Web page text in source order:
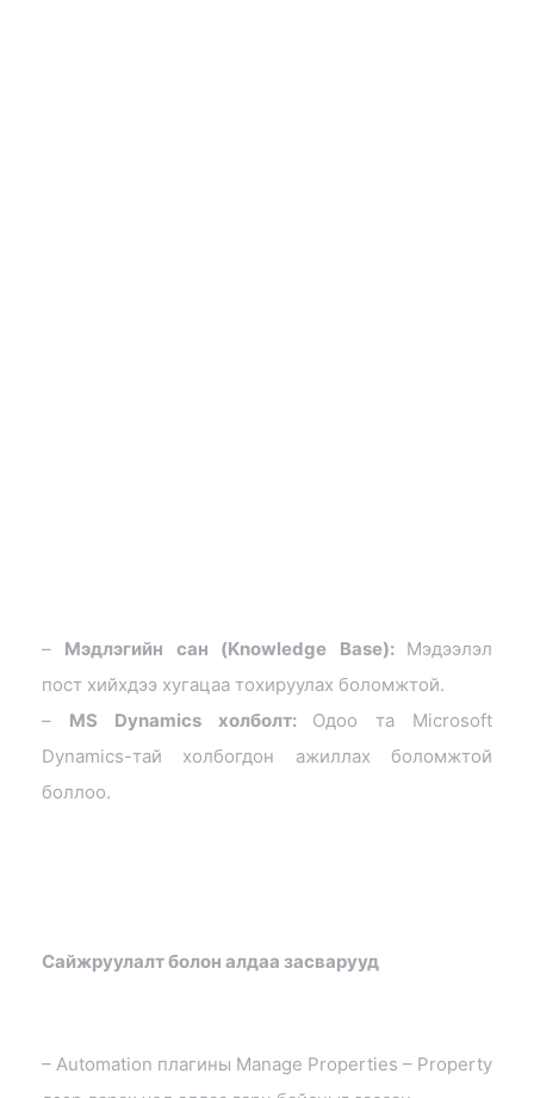
– Мэдлэгийн сан (Knowledge Base): Мэдээлэл
пост хийхдээ хугацаа тохируулах боломжтой.
– MS Dynamics холболт: Одоо та Microsoft
Dynamics-тай холбогдон ажиллах боломжтой
боллоо.
Сайжруулалт болон алдаа засварууд
– Automation плагины Manage Properties – Property